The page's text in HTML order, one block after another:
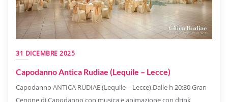
31 DICEMBRE 2025
Capodanno Antica Rudiae (Lequile – Lecce)
Capodanno ANTICA RUDIAE (Lequile – Lecce).Dalle h 20:30 Gran
Cenone di Capodanno con musica e animazione con drink